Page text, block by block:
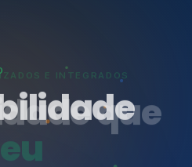
E INTEGRADOS
que